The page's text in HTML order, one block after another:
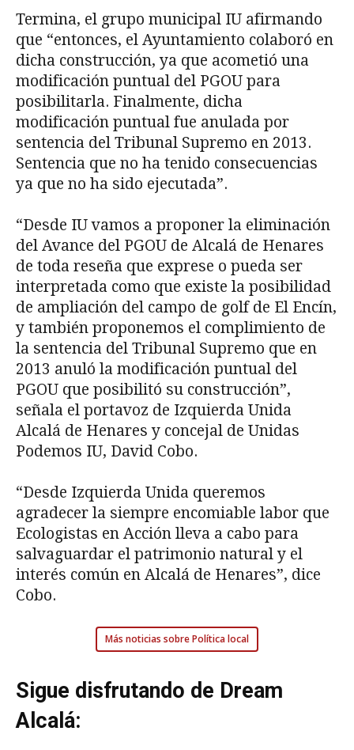
Termina, el grupo municipal IU afirmando
que “entonces, el Ayuntamiento colaboró en
dicha construcción, ya que acometió una
modificación puntual del PGOU para
posibilitarla. Finalmente, dicha
modificación puntual fue anulada por
sentencia del Tribunal Supremo en 2013.
Sentencia que no ha tenido consecuencias
ya que no ha sido ejecutada”.
“Desde IU vamos a proponer la eliminación
del Avance del PGOU de Alcalá de Henares
de toda reseña que exprese o pueda ser
interpretada como que existe la posibilidad
de ampliación del campo de golf de El Encín,
y también proponemos el complimiento de
la sentencia del Tribunal Supremo que en
2013 anuló la modificación puntual del
PGOU que posibilitó su construcción”,
señala el portavoz de Izquierda Unida
Alcalá de Henares y concejal de Unidas
Podemos IU, David Cobo.
“Desde Izquierda Unida queremos
agradecer la siempre encomiable labor que
Ecologistas en Acción lleva a cabo para
salvaguardar el patrimonio natural y el
interés común en Alcalá de Henares”, dice
Cobo.
Más noticias sobre Política local
Sigue disfrutando de Dream
Alcalá: